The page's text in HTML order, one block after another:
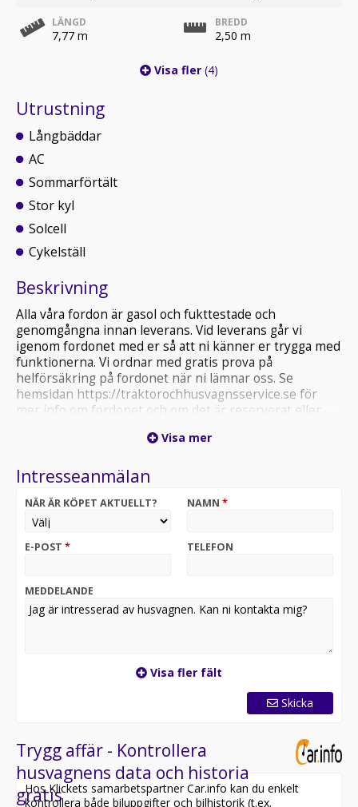
LÄNGD
7,77 m
BREDD
2,50 m
Visa fler (4)
Utrustning
Långbäddar
AC
Sommarförtält
Stor kyl
Solcell
Cykelställ
Beskrivning
Alla våra fordon är gasol och fukttestade och
genomgångna innan leverans. Vid leverans går vi
igenom fordonet med er så att ni känner er trygga med
funktionerna. Vi ordnar med gratis prova på
helförsäkring på fordonet när ni lämnar oss. Se
hemsidan https://traktorochhusvagnsservice.se för
mer info om fordonet och om det är reserverat eller
10733 så får ni prata med en säljare direkt.
Visa mer
Intresseanmälan
NÄR ÄR KÖPET AKTUELLT? NAMN *
E-POST * TELEFON
MEDDELANDE
Visa fler fält
Skicka
Trygg affär - Kontrollera
husvagnens data och historia
gratis
Hos Klickets samarbetspartner Car.info kan du enkelt
kontrollera både biluppgifter och bilhistorik (t.ex.